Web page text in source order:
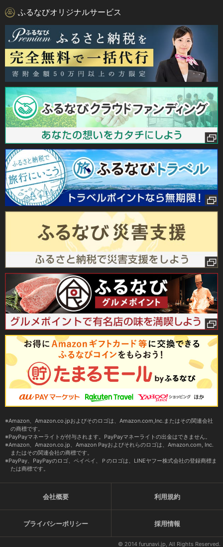
ふるなびオリジナルサービス
Amazon、Amazon.co.jpおよびそのロゴは、Amazon.com,Inc.またはその関連会社
の商標です。
PayPayマネーライトが付与されます。PayPayマネーライトの出金はできません。
Amazon、Amazon.co.jp、Amazon Payおよびそれらのロゴは、Amazon.com, Inc.
またはその関連会社の商標です。
PayPay、PayPayのロゴ、ペイペイ、Ｐのロゴは、LINEヤフー株式会社の登録商標ま
たは商標です。
会社概要 利用規約
プライバシーポリシー 採用情報
© 2014 furunavi.jp, All Rights Reserved.